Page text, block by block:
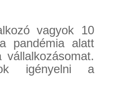
vagyok 10
pandémia alatt
igényelni a